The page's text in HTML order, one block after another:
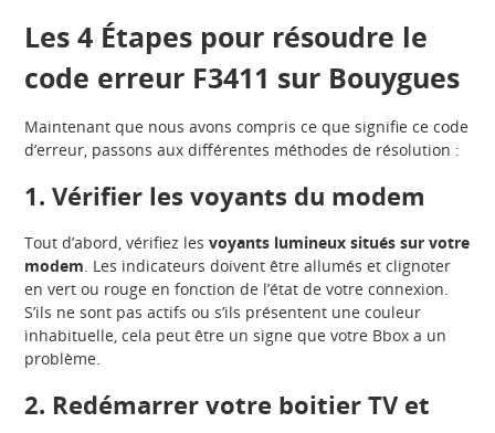
Les 4 Étapes pour résoudre le
code erreur F3411 sur Bouygues
Maintenant que nous avons compris ce que signifie ce code
d’erreur, passons aux différentes méthodes de résolution :
1. Vérifier les voyants du modem
Tout d’abord, vérifiez lesvoyants lumineux situés sur votre
modem. Les indicateurs doivent être allumés et clignoter
en vert ou rouge en fonction de l’état de votre connexion.
S’ils ne sont pas actifs ou s’ils présentent une couleur
inhabituelle, cela peut être un signe que votre Bbox a un
problème.
2. Redémarrer votre boitier TV et